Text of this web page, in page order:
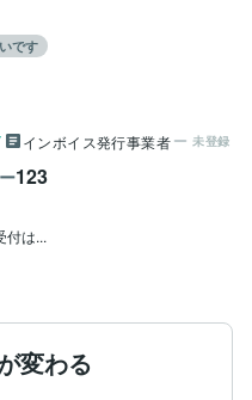
です
インボイス発行事業者 未登録
123
付は...
変わる